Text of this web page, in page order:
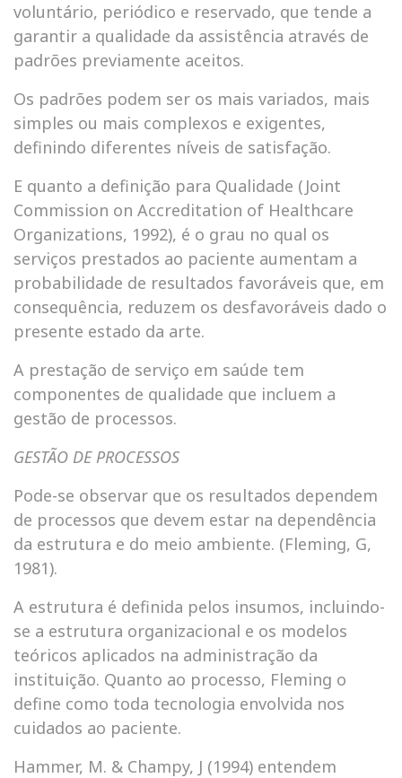
voluntário, periódico e reservado, que tende a
garantir a qualidade da assistência através de
padrões previamente aceitos.
Os padrões podem ser os mais variados, mais
simples ou mais complexos e exigentes,
definindo diferentes níveis de satisfação.
E quanto a definição para Qualidade (Joint
Commission on Accreditation of Healthcare
Organizations, 1992), é o grau no qual os
serviços prestados ao paciente aumentam a
probabilidade de resultados favoráveis que, em
consequência, reduzem os desfavoráveis dado o
presente estado da arte.
A prestação de serviço em saúde tem
componentes de qualidade que incluem a
gestão de processos.
GESTÃO DE PROCESSOS
Pode-se observar que os resultados dependem
de processos que devem estar na dependência
da estrutura e do meio ambiente. (Fleming, G,
1981).
A estrutura é definida pelos insumos, incluindo-
se a estrutura organizacional e os modelos
teóricos aplicados na administração da
instituição. Quanto ao processo, Fleming o
define como toda tecnologia envolvida nos
cuidados ao paciente.
Hammer, M. & Champy, J (1994) entendem